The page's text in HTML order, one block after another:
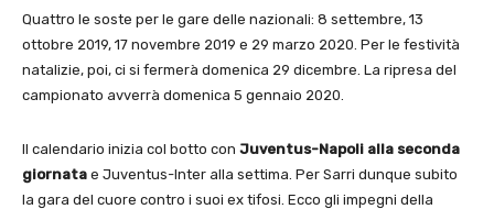
Quattro le soste per le gare delle nazionali: 8 settembre, 13
ottobre 2019, 17 novembre 2019 e 29 marzo 2020. Per le festività
natalizie, poi, ci si fermerà domenica 29 dicembre. La ripresa del
campionato avverrà domenica 5 gennaio 2020.
Il calendario inizia col botto con Juventus-Napoli alla seconda
giornata e Juventus-Inter alla settima. Per Sarri dunque subito
la gara del cuore contro i suoi ex tifosi. Ecco gli impegni della